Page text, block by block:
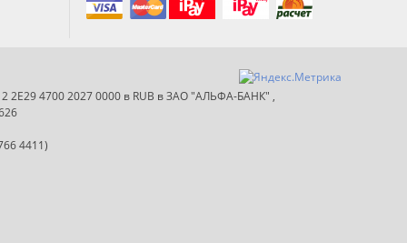
2E29 4700 2027 0000 в RUB в ЗАО "АЛЬФА-БАНК" ,
4411)